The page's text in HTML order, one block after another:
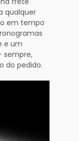
qualquer
em tempo
e um
sempre,
do pedido.